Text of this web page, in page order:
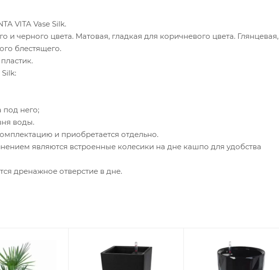
VITA Vase Silk.
и черного цвета. Матовая, гладкая для коричневого цвета. Глянцевая,
блестящего.
под него;
воды.
и приобретается отдельно.
являются встроенные колесики на дне кашпо для удобства
дренажное отверстие в дне.